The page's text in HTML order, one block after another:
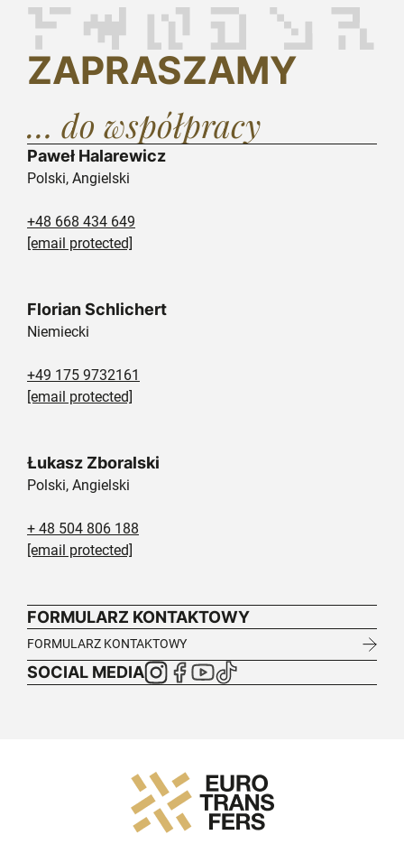
ZAPRASZAMY
… do współpracy
Paweł Halarewicz
Polski, Angielski
+48 668 434 649
[email protected]
Florian Schlichert
Niemiecki
+49 175 9732161
[email protected]
Łukasz Zboralski
Polski, Angielski
+ 48 504 806 188
[email protected]
FORMULARZ KONTAKTOWY
FORMULARZ KONTAKTOWY
SOCIAL MEDIA